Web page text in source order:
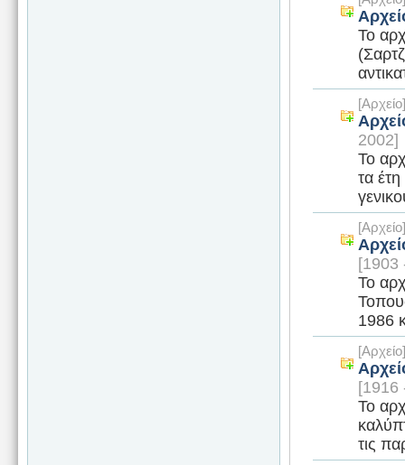
Το
2002]
Το
τα
[1903
Το
1986
[1916
Το
τις